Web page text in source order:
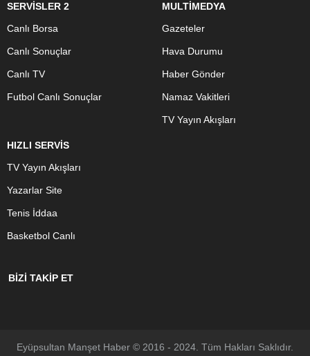
SERVİSLER 2
Canlı Borsa
Canlı Sonuçlar
Canlı TV
Futbol Canlı Sonuçlar
MULTİMEDYA
Gazeteler
Hava Durumu
Haber Gönder
Namaz Vakitleri
TV Yayın Akışları
HIZLI SERVİS
TV Yayın Akışları
Yazarlar Site
Tenis İddaa
Basketbol Canlı
BİZİ TAKİP ET
Eyüpsultan Manşet Haber © 2016 - 2024. Tüm Hakları Saklıdır.